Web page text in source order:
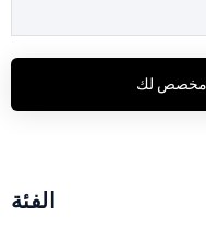
مخصص لك
الفئة